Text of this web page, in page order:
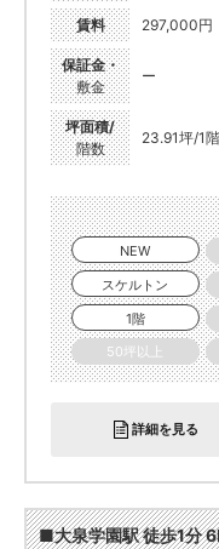
賃料 297,000円
保証金・
敷金
ー
坪面積/
階数
23.91坪/1階
NEW
スケルトン
1階
50坪以上
詳細を見る
■大泉学園駅 徒歩1分